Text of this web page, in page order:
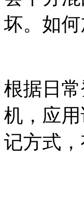
坏。如
根据日
机，应
记方式